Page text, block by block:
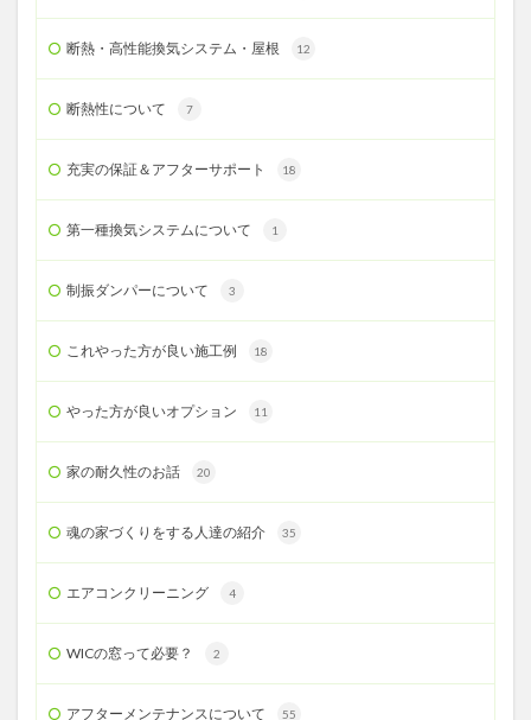
断熱・高性能換気システム・屋根 12
断熱性について 7
充実の保証＆アフターサポート 18
第一種換気システムについて 1
制振ダンパーについて 3
これやった方が良い施工例 18
やった方が良いオプション 11
家の耐久性のお話 20
魂の家づくりをする人達の紹介 35
エアコンクリーニング 4
WICの窓って必要？ 2
アフターメンテナンスについて 55